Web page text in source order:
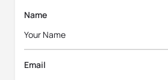
Name
Email